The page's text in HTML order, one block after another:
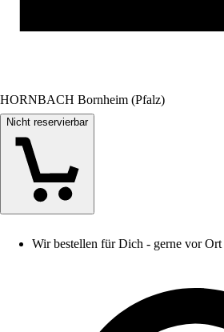
HORNBACH Bornheim (Pfalz)
Nicht reservierbar
Wir bestellen für Dich - gerne vor